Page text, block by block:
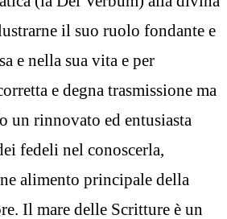
il suo ruolo fondante e
e nella sua vita e per
e degna trasmissione ma
un rinnovato ed entusiasta
fedeli nel conoscerla,
alimento principale della
Il mare delle Scritture è un